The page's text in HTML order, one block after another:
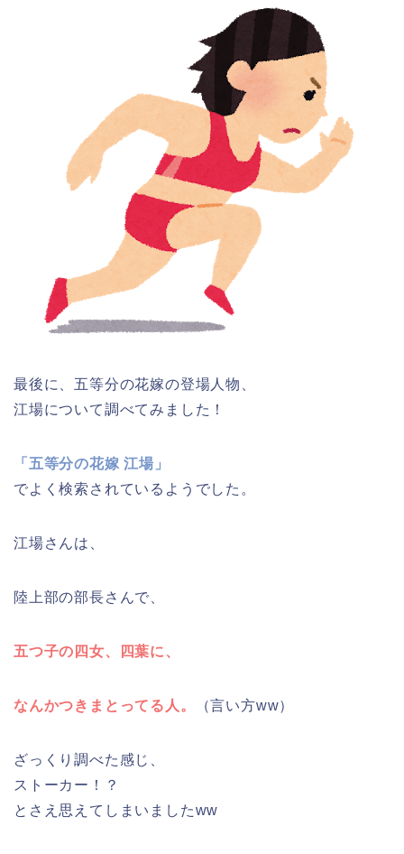
最後に、五等分の花嫁の登場人物、
江場について調べてみました！
「五等分の花嫁 江場」
でよく検索されているようでした。
江場さんは、
陸上部の部長さんで、
五つ子の四女、四葉に、
なんかつきまとってる人。 （言い方ww）
ざっくり調べた感じ、
ストーカー！？
とさえ思えてしまいましたww